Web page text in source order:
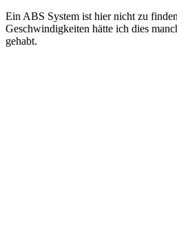
Ein ABS System ist hier nicht zu
Geschwindigkeiten hätte ich dies
gehabt.